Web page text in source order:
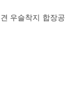
우슬착지 합장공